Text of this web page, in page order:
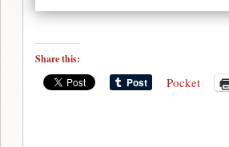
Share this:
Pocket